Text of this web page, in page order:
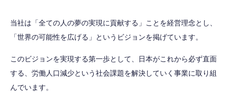
当社は「全ての人の夢の実現に貢献する」ことを経営理念とし、
「世界の可能性を広げる」というビジョンを掲げています。
このビジョンを実現する第一歩として、日本がこれから必ず直面
する、労働人口減少という社会課題を解決していく事業に取り組
んでいます。